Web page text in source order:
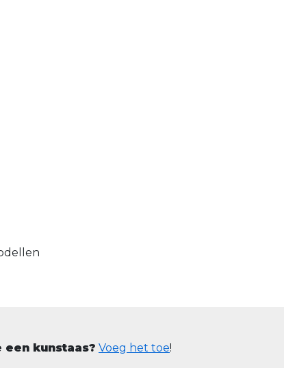
een kunstaas? Voeg het toe!